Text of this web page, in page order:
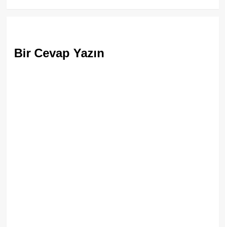
Bir Cevap Yazın